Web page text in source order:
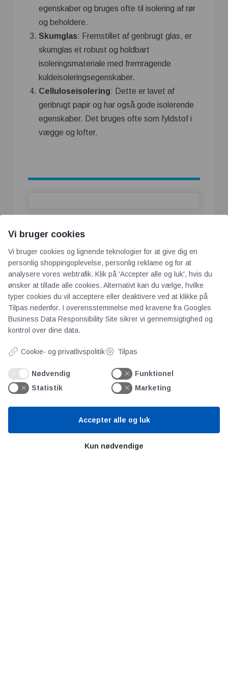
egenskaber og bruges ofte til isolering af rør
og beholdere.
Skumglas: Fremstillet af genbrugt glas, er
skumglas et robust og holdbart
isoleringsmateriale med fremragende
kuldeisoleringsegenskaber.
Celluloseisolering: Dette er lavet af
genbrugt papir og har også gode isolerende
egenskaber. Det bruges ofte som fyldstof i
vægge og lofter.
Priser
Kontakt
Persondata
Vi bruger cookies
Vi bruger cookies og lignende teknologier for at give dig en
personlig shoppingoplevelse, personlig reklame og for at
analysere vores webtrafik. Klik på 'Accepter alle og luk', hvis du
ønsker at tillade alle cookies. Alternativt kan du vælge, hvilke
typer cookies du vil acceptere eller deaktivere ved at klikke på
Tilpas nedenfor. I overensstemmelse med kravene fra Googles
Business Data Responsibility Site sikrer vi gennemsigtighed og
kontrol over dine data.
Cookie- og privatlivspolitik Tilpas
Nødvendig
Funktionel
Statistik
Marketing
Kun nødvendige
Accepter alle og luk